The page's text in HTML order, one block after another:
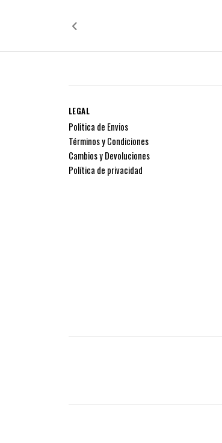
LEGAL
Politica de Envios
Términos y Condiciones
Cambios y Devoluciones
Política de privacidad